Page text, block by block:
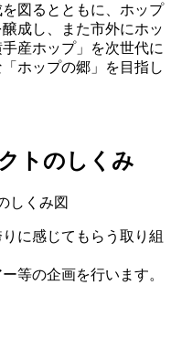
図るとともに、ホップ
成し、また市外にホッ
産ホップ」を次世代に
ホップの郷」を目指し
トのしくみ
に感じてもらう取り組
等の企画を行います。